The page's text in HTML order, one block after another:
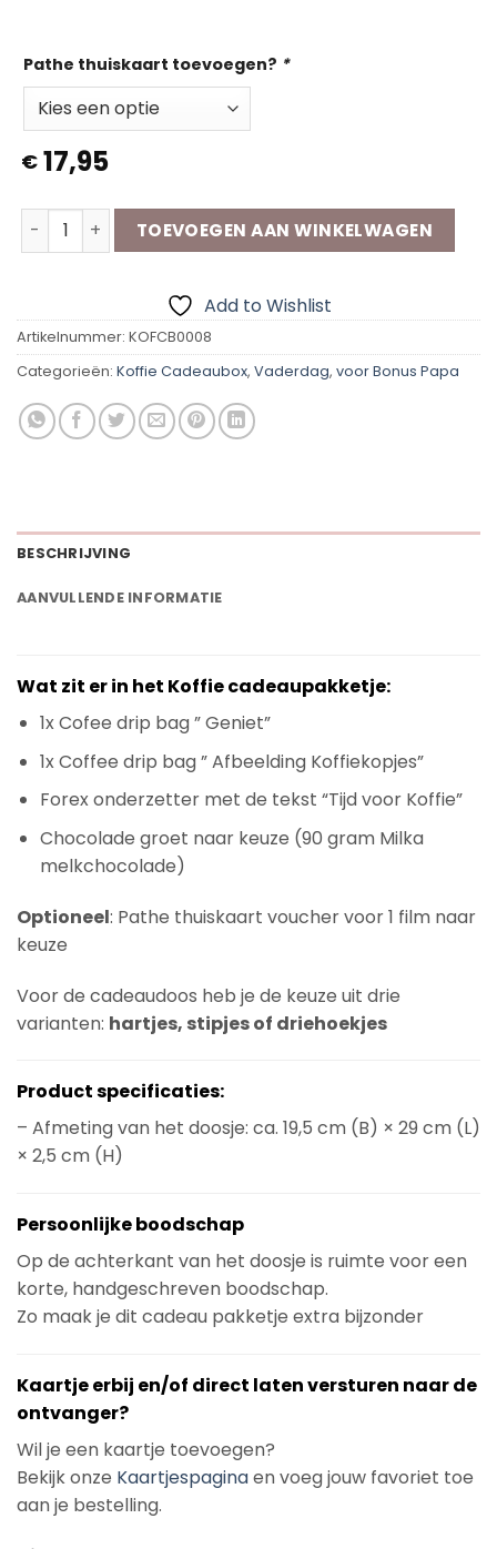
Pathe thuiskaart toevoegen? *
€ 17,95
Koffie Cadeaubox | Bonus vader aantal
TOEVOEGEN AAN WINKELWAGEN
Add to Wishlist
Artikelnummer: KOFCB0008
Categorieën: Koffie Cadeaubox, Vaderdag, voor Bonus Papa
BESCHRIJVING
AANVULLENDE INFORMATIE
Wat zit er in het Koffie cadeaupakketje:
1x Cofee drip bag ” Geniet”
1x Coffee drip bag ” Afbeelding Koffiekopjes”
Forex onderzetter met de tekst “Tijd voor Koffie”
Chocolade groet naar keuze (90 gram Milka
melkchocolade)
Optioneel: Pathe thuiskaart voucher voor 1 film naar
keuze
Voor de cadeaudoos heb je de keuze uit drie
varianten: hartjes, stipjes of driehoekjes
Product specificaties:
– Afmeting van het doosje: ca. 19,5 cm (B) × 29 cm (L)
× 2,5 cm (H)
Persoonlijke boodschap
Op de achterkant van het doosje is ruimte voor een
korte, handgeschreven boodschap.
Zo maak je dit cadeau pakketje extra bijzonder
Kaartje erbij en/of direct laten versturen naar de
ontvanger?
Wil je een kaartje toevoegen?
Bekijk onze Kaartjespaginaen voeg jouw favoriet toe
aan je bestelling.